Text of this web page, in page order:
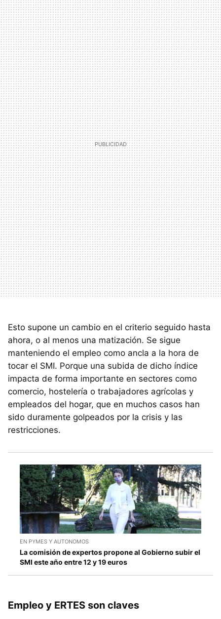
Esto supone un cambio en el criterio seguido hasta
ahora, o al menos una matización. Se sigue
manteniendo el empleo como ancla a la hora de
tocar el SMI. Porque una subida de dicho índice
impacta de forma importante en sectores como
comercio, hostelería o trabajadores agrícolas y
empleados del hogar, que en muchos casos han
sido duramente golpeados por la crisis y las
restricciones.
EN PYMES Y AUTONOMOS
La comisión de expertos propone al Gobierno subir el
SMI este año entre 12 y 19 euros
Empleo y ERTES son claves